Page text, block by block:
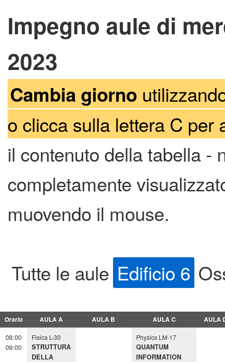
Impegno aule di
2023
Cambia giorno
o clicca sulla lettera C per
il contenuto della tabella -
completamente
muovendo il mouse.
Tutte le aule Edificio 6
Orario AULA A AULA B AULA C AULA
08:00
09:00
Fisica L-30
STRUTTURA
DELLA
Physics LM-17
QUANTUM
INFORMATION